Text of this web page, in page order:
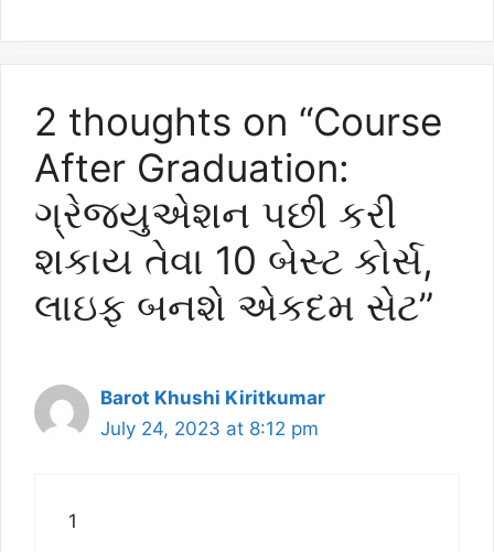
2 thoughts on “Course
After Graduation:
ગ્રેજયુએશન પછી કરી
શકાય તેવા 10 બેસ્ટ કોર્સ,
લાઇફ બનશે એકદમ સેટ”
Barot Khushi Kiritkumar
July 24, 2023 at 8:12 pm
1